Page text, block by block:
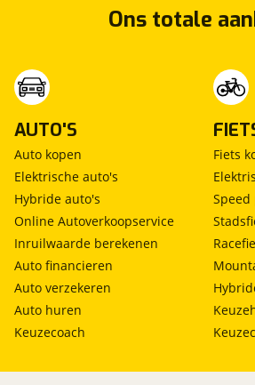
Ons totale
AUTO'S
Auto kopen
Elektrische auto's
Hybride auto's
Online Autoverkoopservice
Inruilwaarde berekenen
Auto financieren
Auto verzekeren
Auto huren
Keuzecoach
Fiets
Speed